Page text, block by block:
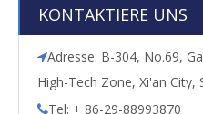
KONTAKTIERE UNS
Adresse: B-304, No.69,
High-Tech Zone, Xi'an City,
Tel: + 86-29-88993870